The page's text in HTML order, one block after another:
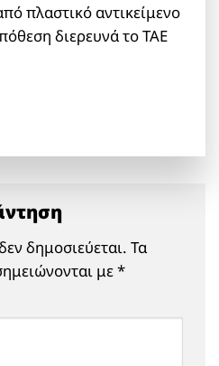
πλαστικό αντικείμενο
διερευνά το ΤΑΕ
δημοσιεύεται. Τα
με*